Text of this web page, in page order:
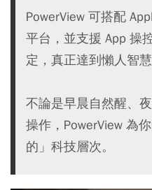
PowerView 可搭配
平台，並支援 App 操
定，真正達到懶人智慧
不論是早晨自然醒、
操作，PowerView 為
的」科技層次。